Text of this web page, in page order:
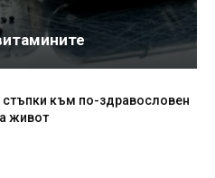
стъпки към по-здравословен
живот